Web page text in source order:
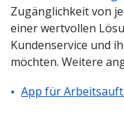
Zugänglichkeit von
einer wertvollen
Kundenservice und
möchten. Weitere
App für